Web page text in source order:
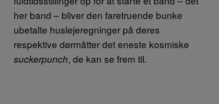
her band – bliver den faretruende bunke
ubetalte huslejeregninger på deres
respektive dørmåtter det eneste kosmiske
suckerpunch, de kan se frem til.